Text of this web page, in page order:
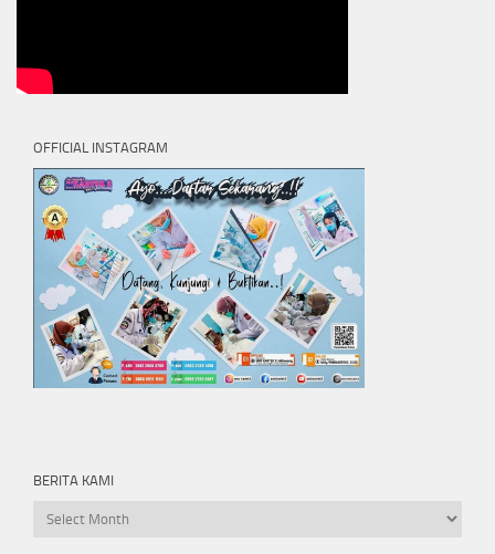
OFFICIAL INSTAGRAM
BERITA KAMI
Berita